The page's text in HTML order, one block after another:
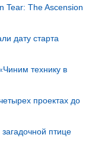
Tear: The Ascension
дату старта
технику в
проектах до
птице